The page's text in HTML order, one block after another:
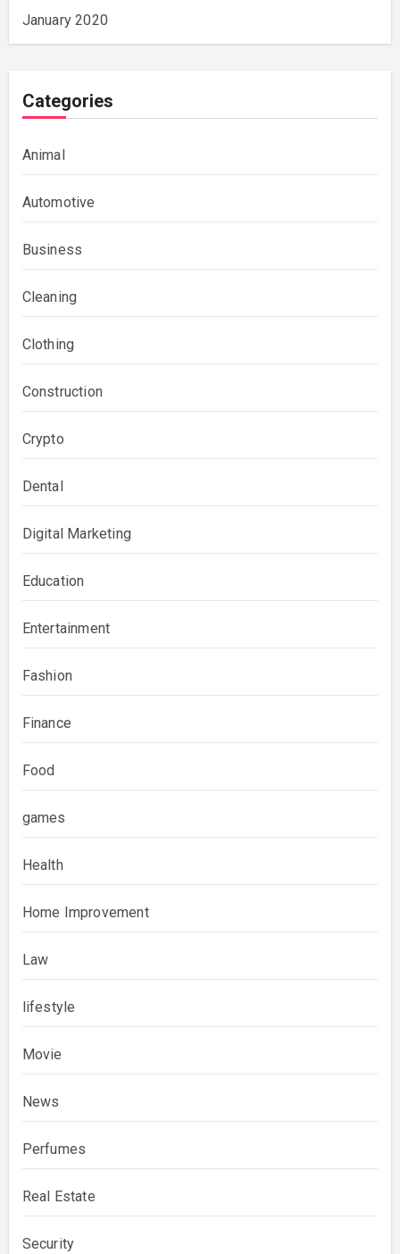
January 2020
Categories
Animal
Automotive
Business
Cleaning
Clothing
Construction
Crypto
Dental
Digital Marketing
Education
Entertainment
Fashion
Finance
Food
games
Health
Home Improvement
Law
lifestyle
Movie
News
Perfumes
Real Estate
Security